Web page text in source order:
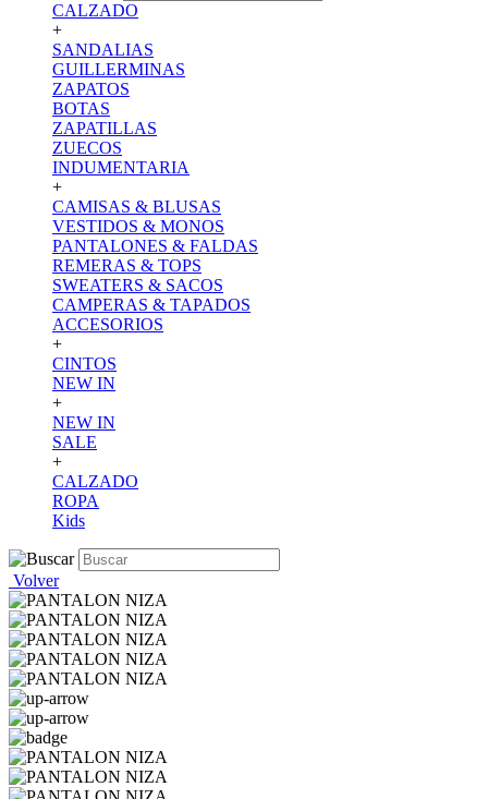
CALZADO
+
SANDALIAS
GUILLERMINAS
ZAPATOS
BOTAS
ZAPATILLAS
ZUECOS
INDUMENTARIA
+
CAMISAS & BLUSAS
VESTIDOS & MONOS
PANTALONES & FALDAS
REMERAS & TOPS
SWEATERS & SACOS
CAMPERAS & TAPADOS
ACCESORIOS
+
CINTOS
NEW IN
+
NEW IN
SALE
+
CALZADO
ROPA
Kids
Volver